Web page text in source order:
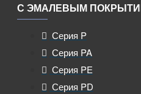
С ЭМАЛЕВЫМ
Серия P
Серия PA
Серия PE
Серия PD